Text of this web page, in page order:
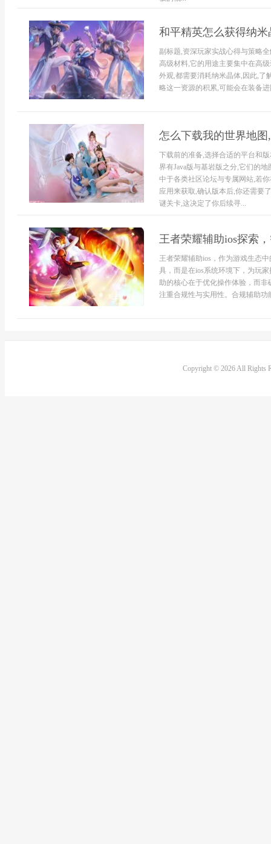
和平精英怎么获得纳
副标题,资深玩家实战心得与策略
高级材料,它的用途主要集中在高
外观,都需要消耗纳米晶体,因此,了
略这一资源的积累,可能会在装备
怎么下载我的世界地
下载前的准备,选择合适的平台和
界有Java版与基岩版之分,它们的
中于各类社区论坛与专属网站,若
应用来获取,确认版本后,你还需要
谜关卡,这决定了你后续寻...
王者荣耀辅助ios探索
王者荣耀辅助ios，作为游戏生态
具，而是在ios系统环境下，为玩
助的核心在于优化操作体验，而
注重合规性与实用性。合规辅助
Copyright © 2026 All Rights